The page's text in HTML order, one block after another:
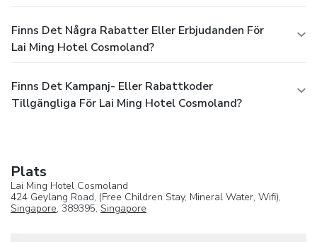
Finns Det Några Rabatter Eller Erbjudanden För
Lai Ming Hotel Cosmoland?
Finns Det Kampanj- Eller Rabattkoder
Tillgängliga För Lai Ming Hotel Cosmoland?
Plats
Lai Ming Hotel Cosmoland
424 Geylang Road, (Free Children Stay, Mineral Water, Wifi),
Singapore, 389395, Singapore